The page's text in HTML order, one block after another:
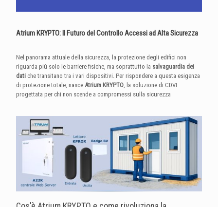
Atrium KRYPTO: Il Futuro del Controllo Accessi ad Alta Sicurezza
Nel panorama attuale della sicurezza, la protezione degli edifici non
riguarda più solo le barriere fisiche, ma soprattutto la salvaguardia dei
dati che transitano tra i vari dispositivi. Per rispondere a questa esigenza
di protezione totale, nasce Atrium KRYPTO , la soluzione di CDVI
progettata per chi non scende a compromessi sulla sicurezza